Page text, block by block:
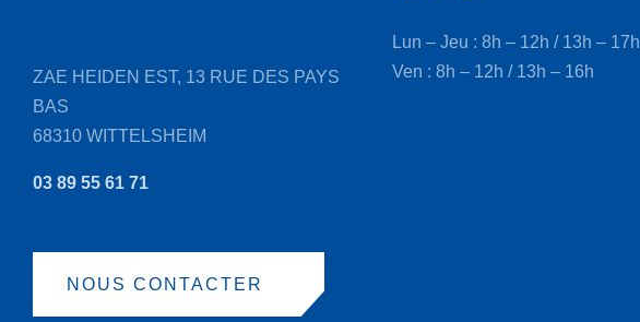
ZAE HEIDEN EST, 13 RUE DES PAYS
BAS
68310 WITTELSHEIM
03 89 55 61 71
NOUS CONTACTER
Lun – Jeu : 8h – 12h / 13h – 17h
Ven : 8h – 12h / 13h – 16h